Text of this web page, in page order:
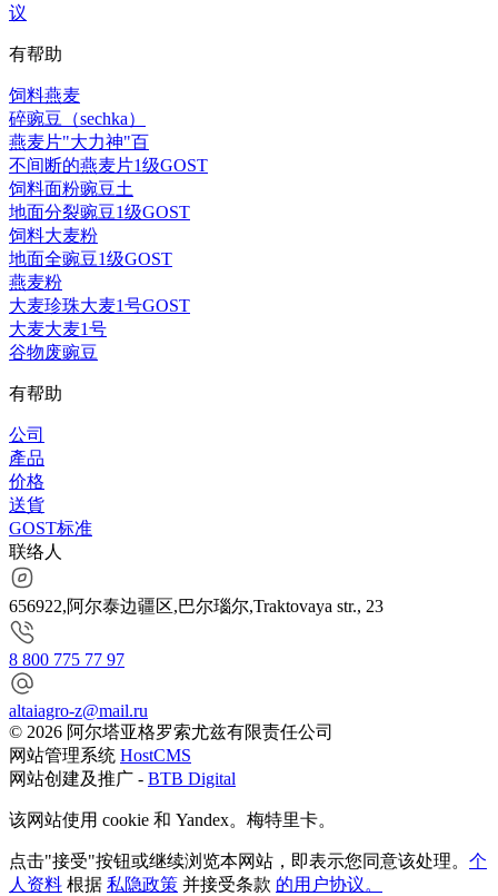
议
有帮助
饲料燕麦
碎豌豆（sechka）
燕麦片"大力神"百
不间断的燕麦片1级GOST
饲料面粉豌豆土
地面分裂豌豆1级GOST
饲料大麦粉
地面全豌豆1级GOST
燕麦粉
大麦珍珠大麦1号GOST
大麦大麦1号
谷物废豌豆
有帮助
公司
產品
价格
送貨
GOST标准
联络人
656922,阿尔泰边疆区,巴尔瑙尔,Traktovaya str., 23
8 800 775 77 97
altaiagro-z@mail.ru
© 2026 阿尔塔亚格罗索尤兹有限责任公司
网站管理系统 HostCMS
网站创建及推广 - BTB Digital
该网站使用 cookie 和 Yandex。梅特里卡。
点击"接受"按钮或继续浏览本网站，即表示您同意该处理。 个
人资料 根据 私隐政策 并接受条款 的用户协议。